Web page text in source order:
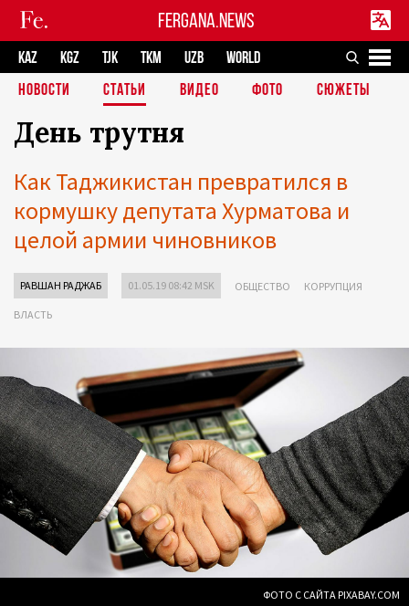
FERGANA.NEWS
KAZ KGZ TJK TKM UZB
WORLD
НОВОСТИ
СТАТЬИ ВИДЕО ФОТО СЮЖЕТЫ
День трутня
Как Таджикистан превратился в
кормушку депутата Хурматова и
целой армии чиновников
РАВШАН РАДЖАБ 01.05.19 08:42 MSK ОБЩЕСТВО КОРРУПЦИЯ
ВЛАСТЬ
ФОТО С САЙТА PIXABAY.COM